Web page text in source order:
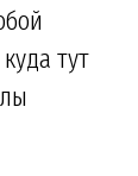
куда тут